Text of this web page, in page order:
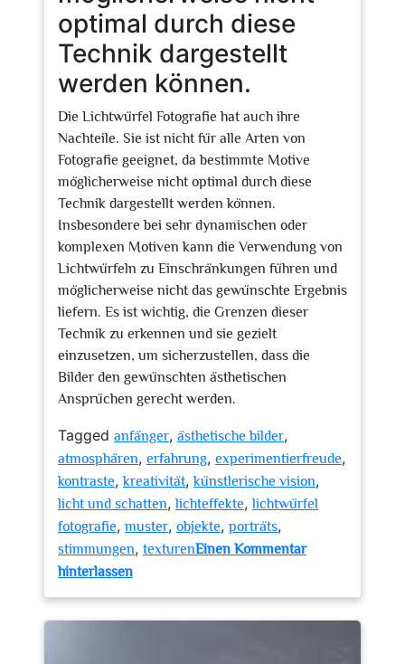
optimal durch diese
Technik dargestellt
werden können.
Die Lichtwürfel Fotografie hat auch ihre
Nachteile. Sie ist nicht für alle Arten von
Fotografie geeignet, da bestimmte Motive
möglicherweise nicht optimal durch diese
Technik dargestellt werden können.
Insbesondere bei sehr dynamischen oder
komplexen Motiven kann die Verwendung von
Lichtwürfeln zu Einschränkungen führen und
möglicherweise nicht das gewünschte Ergebnis
liefern. Es ist wichtig, die Grenzen dieser
Technik zu erkennen und sie gezielt
einzusetzen, um sicherzustellen, dass die
Bilder den gewünschten ästhetischen
Ansprüchen gerecht werden.
Tagged anfänger, ästhetische bilder,
atmosphären, erfahrung, experimentierfreude,
kontraste,kreativität,künstlerische vision,
licht und schatten,lichteffekte,lichtwürfel
fotografie, muster, objekte, porträts,
stimmungen, texturenEinen Kommentar
hinterlassenzu